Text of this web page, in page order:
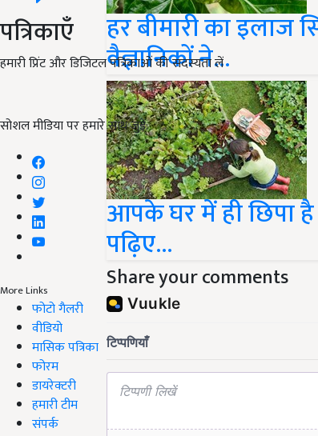
पत्रिकाएँ
हमारी प्रिंट और डिजिटल पत्रिकाओं की सदस्यता लें
सोशल मीडिया पर हमारे साथ जुड़ें:
More Links
फोटो गैलरी
वीडियो
मासिक पत्रिका
फोरम
डायरेक्टरी
हमारी टीम
संपर्क
हर बीमारी का इलाज
वैज्ञानिकों ने...
आपके घर में ही छिपा
पढ़िए...
Share your comments